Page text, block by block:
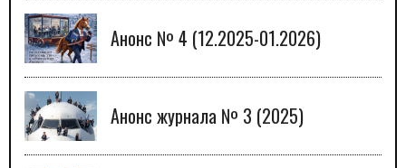
Анонс № 4 (12.2025-01.2026)
Анонс журнала № 3 (2025)